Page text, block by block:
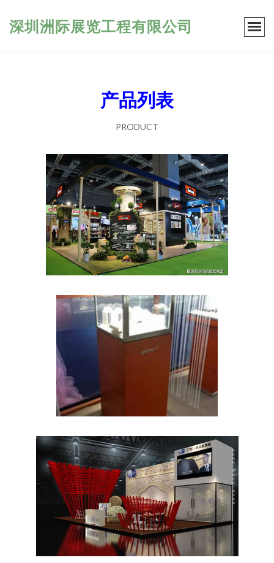
深圳洲际展览工程有限公司
产品列表
PRODUCT